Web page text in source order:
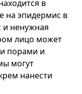
в
на эпидермис в
и ненужная
лицо может
порами и
могут
нанести